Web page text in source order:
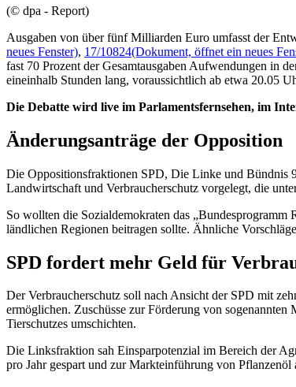
(© dpa - Report)
Ausgaben von über fünf Milliarden Euro umfasst der
neues Fenster), 17/10824(Dokument, öffnet ein neues
fast 70 Prozent der Gesamtausgaben Aufwendungen in
eineinhalb Stunden lang, voraussichtlich ab etwa 20.05
Die Debatte wird live im Parlamentsfernsehen, im
Änderungsanträge der Opposition
Die Oppositionsfraktionen SPD, Die Linke und Bündnis
Landwirtschaft und Verbraucherschutz vorgelegt, die
So wollten die Sozialdemokraten das
ländlichen Regionen beitragen sollte. Ähnliche
SPD fordert mehr Geld für
Der Verbraucherschutz soll nach Ansicht der SPD mit
ermöglichen. Zuschüsse zur Förderung von
Tierschutzes umschichten.
Die Linksfraktion sah Einsparpotenzial im Bereich der
pro Jahr gespart und zur Markteinführung von